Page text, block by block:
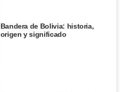
Bandera de Bolivia: historia,
origen y significado